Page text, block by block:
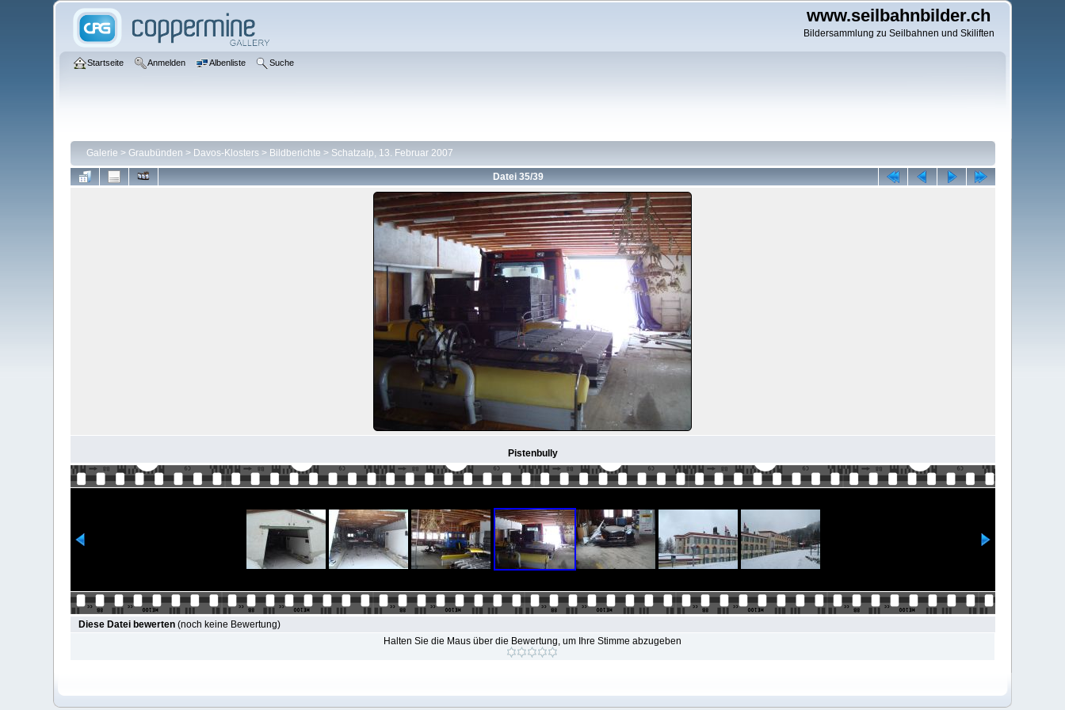
www.seilbahnbilder.ch
Bildersammlung zu Seilbahnen und Skiliften
Startseite Anmelden Albenliste Suche
Galerie > Graubünden > Davos-Klosters> Bildberichte > Schatzalp, 13. Februar 2007
Datei 35/39
Pistenbully
Diese Datei bewerten(noch keine Bewertung)
Halten Sie die Maus über die Bewertung, um Ihre Stimme abzugeben